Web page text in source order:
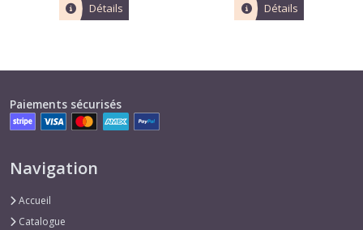
Détails Détails
Paiements sécurisés
Navigation
Accueil
Catalogue